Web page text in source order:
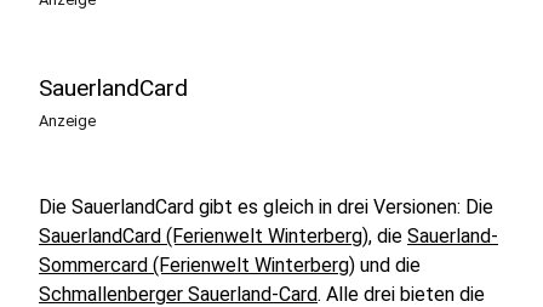
SauerlandCard
Anzeige
Die SauerlandCard gibt es gleich in drei Versionen: Die
SauerlandCard (Ferienwelt Winterberg), die Sauerland-
Sommercard (Ferienwelt Winterberg) und die
Schmallenberger Sauerland-Card. Alle drei bieten die